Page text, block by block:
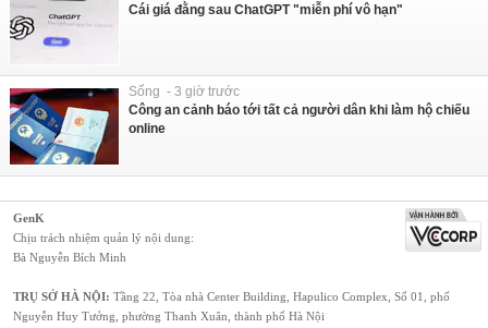
Cái giá đằng sau ChatGPT "miễn phí vô hạn"
Sống - 3 giờ trước
Công an cảnh báo tới tất cả người dân khi làm hộ chiếu
online
GenK
Chịu trách nhiệm quản lý nội dung:
Bà Nguyễn Bích Minh
TRỤ SỞ HÀ NỘI: Tầng 22, Tòa nhà Center Building, Hapulico Complex, Số 01, phố
Nguyễn Huy Tưởng, phường Thanh Xuân, thành phố Hà Nội